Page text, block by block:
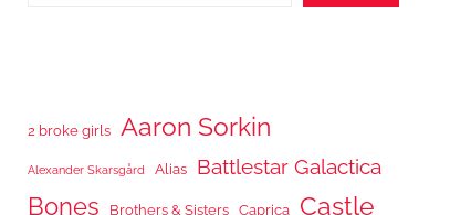
2 broke girls Aaron Sorkin
Alexander Skarsgård Alias Battlestar Galactica
Bones Brothers & Sisters Caprica Castle